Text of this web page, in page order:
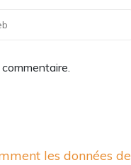
les données de